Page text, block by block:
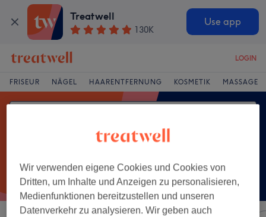
Treatwell
130K
Use app
LOGIN
FRISEUR NÄGEL HAARENTFERNUNG KOSMETIK MASSAGE
Wir verwenden eigene Cookies und Cookies von
Dritten, um Inhalte und Anzeigen zu personalisieren,
Medienfunktionen bereitzustellen und unseren
Datenverkehr zu analysieren. Wir geben auch